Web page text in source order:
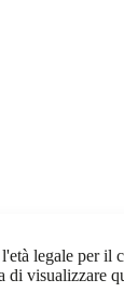
legale per
di visualizzare